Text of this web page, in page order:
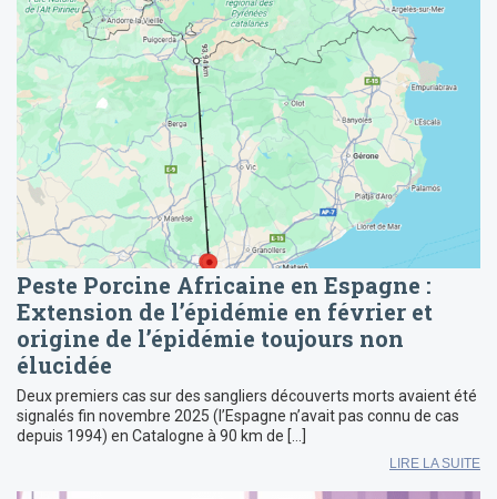
Peste Porcine Africaine en Espagne :
Extension de l’épidémie en février et
origine de l’épidémie toujours non
élucidée
Deux premiers cas sur des sangliers découverts morts avaient été
signalés fin novembre 2025 (l’Espagne n’avait pas connu de cas
depuis 1994) en Catalogne à 90 km de […]
LIRE LA SUITE